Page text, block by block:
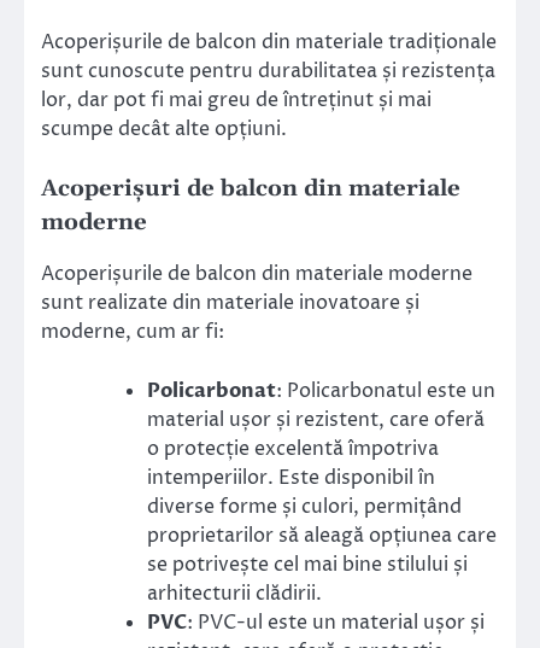
Acoperișurile de balcon din materiale tradiționale
sunt cunoscute pentru durabilitatea și rezistența
lor, dar pot fi mai greu de întreținut și mai
scumpe decât alte opțiuni.
Acoperișuri de balcon din materiale
moderne
Acoperișurile de balcon din materiale moderne
sunt realizate din materiale inovatoare și
moderne, cum ar fi:
Policarbonat: Policarbonatul este un
material ușor și rezistent, care oferă
o protecție excelentă împotriva
intemperiilor. Este disponibil în
diverse forme și culori, permițând
proprietarilor să aleagă opțiunea care
se potrivește cel mai bine stilului și
arhitecturii clădirii.
PVC: PVC-ul este un material ușor și